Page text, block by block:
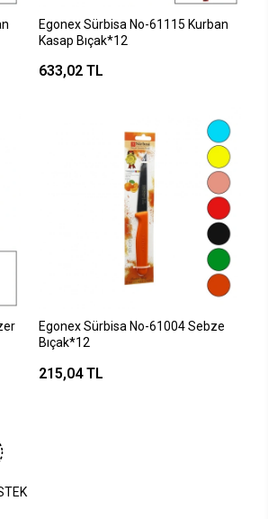
Egonex Sürbisa No-61115 Kurban
Kasap Bıçak*12
633,02 TL
Egonex Sürbisa No-61004 Sebze
Bıçak*12
215,04 TL